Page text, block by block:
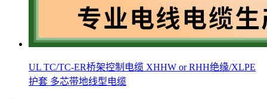
UL TC/TC-ER桥架控制电缆 XHHW or RHH绝缘/XLPE
护套 多芯带地线型电缆